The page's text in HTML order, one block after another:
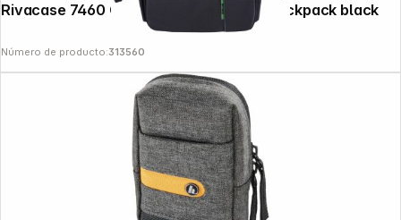
Rivacase 7460 Green Mantis Camera Backpack black
Número de producto:313560